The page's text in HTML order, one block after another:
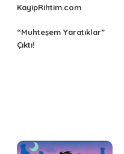
KayipRihtim.com
“Muhteşem Yaratıklar”
Çıktı!